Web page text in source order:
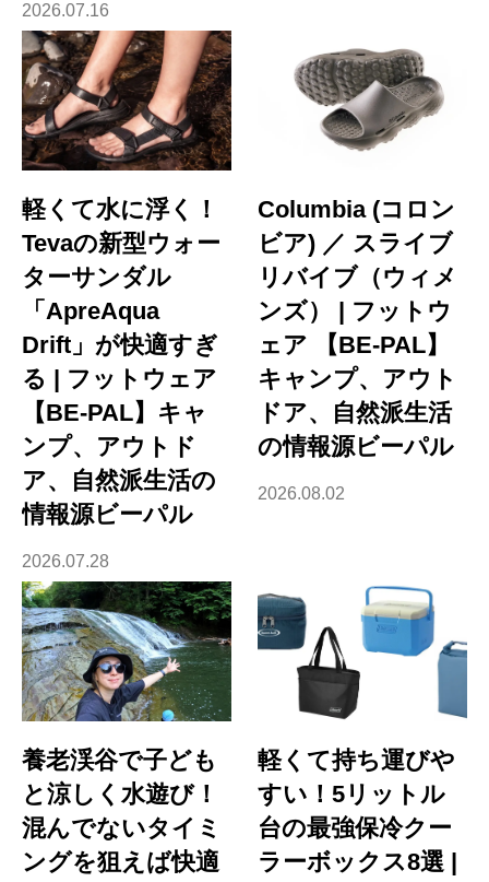
2026.07.16
軽くて水に浮く！
Tevaの新型ウォー
ターサンダル
「ApreAqua
Drift」が快適すぎ
る | フットウェア
【BE-PAL】キャ
ンプ、アウトド
ア、自然派生活の
情報源ビーパル
2026.07.28
Columbia (コロン
ビア) ／ スライブ
リバイブ（ウィメ
ンズ） | フットウ
ェア 【BE-PAL】
キャンプ、アウト
ドア、自然派生活
の情報源ビーパル
2026.08.02
養老渓谷で子ども
と涼しく水遊び！
混んでないタイミ
ングを狙えば快適
軽くて持ち運びや
すい！5リットル
台の最強保冷クー
ラーボックス8選 |